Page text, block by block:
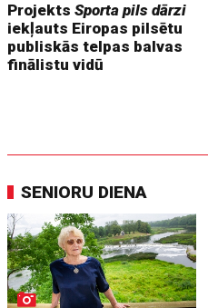
ProjektsSporta pils dārzi
iekļauts Eiropas pilsētu
publiskās telpas balvas
finālistu vidū
SENIORU DIENA